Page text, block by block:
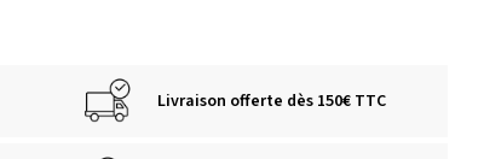
Livraison offerte dès 150€ TTC